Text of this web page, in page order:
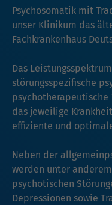
Psychosomatik mit
unser Klinikum das
Fachkrankenhaus
Das
störungsspezifische
psychotherapeutische
das jeweilige
effiziente und
Neben der
werden unter
psychotischen
Depressionen sowie